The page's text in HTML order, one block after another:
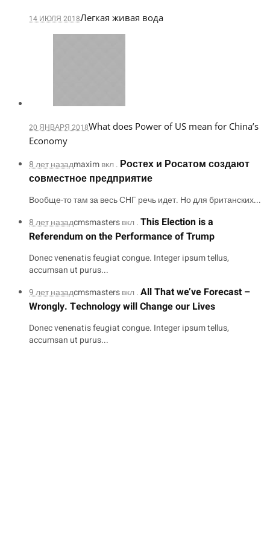
14 ИЮЛЯ 2018Легкая живая вода
20 ЯНВАРЯ 2018What does Power of US mean for China’s
Economy
8 лет назадmaximвкл . Ростех и Росатом создают
совместное предприятие
Вообще-то там за весь СНГ речь идет. Но для британских...
8 лет назадcmsmastersвкл .This Election is a
Referendum on the Performance of Trump
Donec venenatis feugiat congue. Integer ipsum tellus,
accumsan ut purus...
9 лет назадcmsmastersвкл .All That we’ve Forecast –
Wrongly. Technology will Change our Lives
Donec venenatis feugiat congue. Integer ipsum tellus,
accumsan ut purus...